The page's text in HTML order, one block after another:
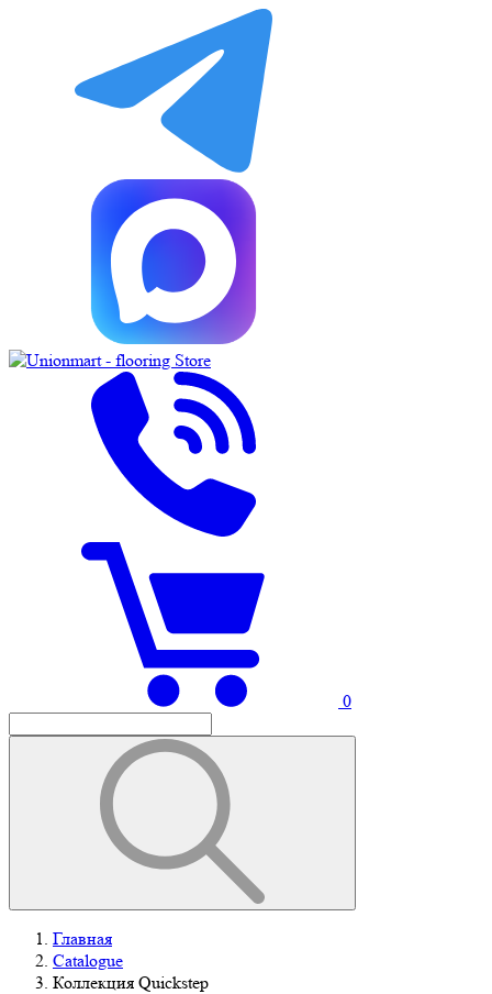
0
Главная
Catalogue
Коллекция Quickstep